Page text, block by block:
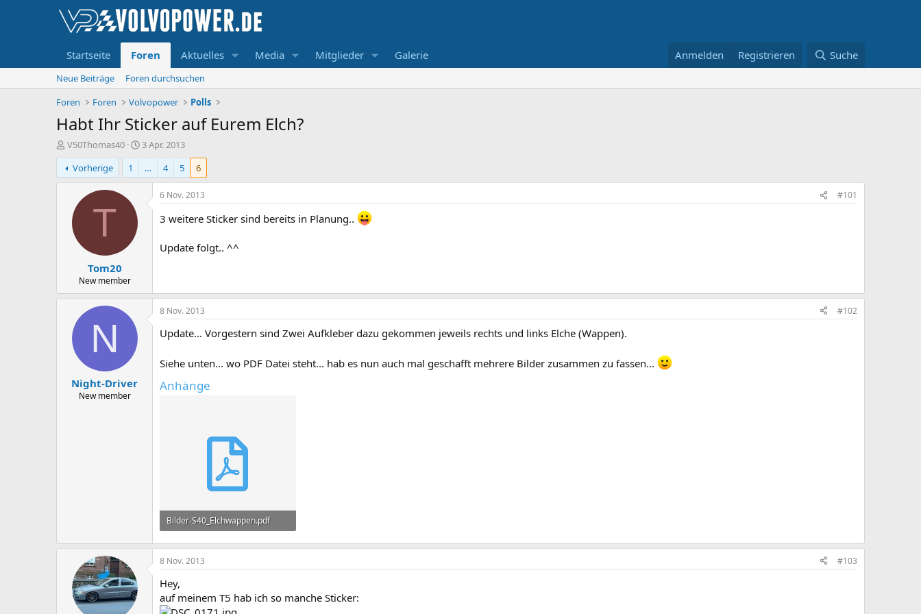
Startseite Foren Aktuelles Media Mitglieder Galerie Anmelden Registrieren Suche
Neue Beiträge
Foren durchsuchen
Foren
Foren Volvopower Polls
Habt Ihr Sticker auf Eurem Elch?
E
r
s
t
V50Thomas40
E
r
t
3 Apr. 2013
Vorherige
1 … 4 5 6
T
Tom20
New member
6 Nov. 2013 #101
3 weitere Sticker sind bereits in Planung..
Update folgt.. ^^
N
Night-Driver
New member
8 Nov. 2013 #102
Update... Vorgestern sind Zwei Aufkleber dazu gekommen jeweils rechts und links Elche (Wappen).
Siehe unten... wo PDF Datei steht... hab es nun auch mal geschafft mehrere Bilder zusammen zu fassen...
Anhänge
Bilder-S40_Elchwappen.pdf
218 KB · Aufrufe: 29
8 Nov. 2013
#103
Hey,
auf meinem T5 hab ich so manche Sticker: